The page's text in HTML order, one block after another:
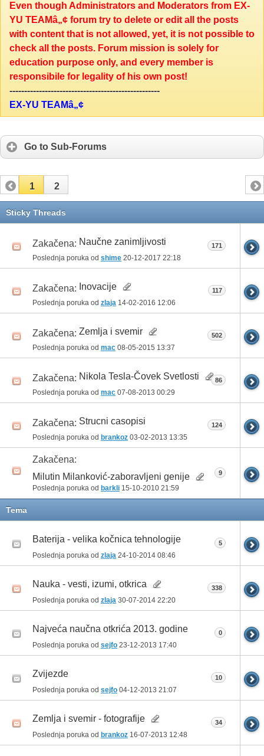
Even though Administrators and Moderators from EX-
YU TEAMâ„¢ forum try to delete or edit all the posts
with content that is not allowed, yet, it is not possible to
check all the posts. Forum mission is solely for
education purpose only, and every member is
responsibile for legality of his own post!
---------------------------------------------------
EX-YU TEAMâ„¢
Go to Sub-Forums
1 2
Sticky Threads
Zakačena: Naučne zanimljivosti
Poslednja poruka od shime 20-12-2017 22:18
171
Zakačena: Inovacije
Poslednja poruka od zlaja 14-02-2016 12:06
117
Zakačena: Zemlja i svemir
Poslednja poruka od mac 08-05-2015 13:37
502
Zakačena: Nikola Tesla-Čovek Svetlosti
Poslednja poruka od mac 07-08-2013 00:29
86
Zakačena: Strucni casopisi
Poslednja poruka od brankoz 03-02-2013 13:35
124
Zakačena:
Milutin Milanković-zaboravljeni genije
Poslednja poruka od barkli 15-10-2010 21:59
9
Tema
Baterija - velika kočnica tehnologije
Poslednja poruka od zlaja 24-10-2014 08:46
5
Nauka - vesti, izumi, otkrica
Poslednja poruka od zlaja 30-07-2014 22:20
338
Najveća naučna otkrića 2013. godine
Poslednja poruka od sejfo 23-12-2013 17:40
0
Zvijezde
Poslednja poruka od sejfo 04-12-2013 21:07
10
Zemlja i svemir - fotografije
Poslednja poruka od brankoz 16-07-2013 12:48
34